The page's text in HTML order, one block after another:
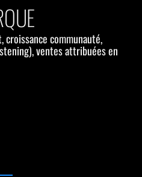
croissance communauté,
ventes attribuées en